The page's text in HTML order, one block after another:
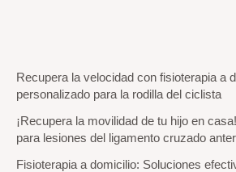
Recupera la velocidad con fisioterapia a
personalizado para la rodilla del ciclista
¡Recupera la movilidad de tu hijo en
para lesiones del ligamento cruzado
Fisioterapia a domicilio: Soluciones